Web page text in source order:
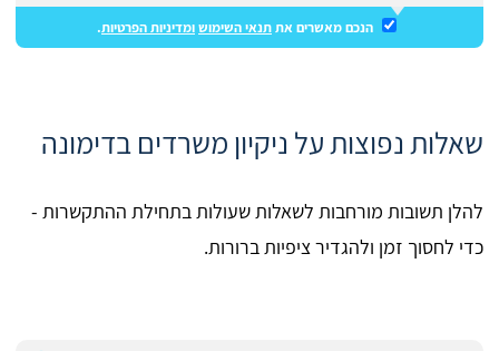
הנכם מאשרים אתתנאי השימושומדיניות הפרטיות.
שאלות נפוצות על ניקיון משרדים בדימונה
להלן תשובות מורחבות לשאלות שעולות בתחילת ההתקשרות -
כדי לחסוך זמן ולהגדיר ציפיות ברורות.